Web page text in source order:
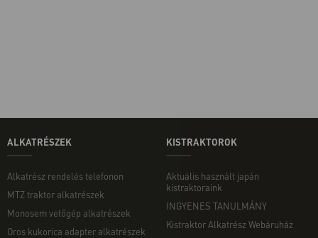
ALKATRÉSZEK
Alkatrész rendelés telefonon
MTZ traktor alkatrészek
Monosem vetőgép alkatrészek
Oros kukorica adapter alkatrészek
KISTRAKTOROK
Aktuális használt japán
kistraktoraink
INGYENES TANULMÁNY
Kistraktor Alkatrész Webáruház